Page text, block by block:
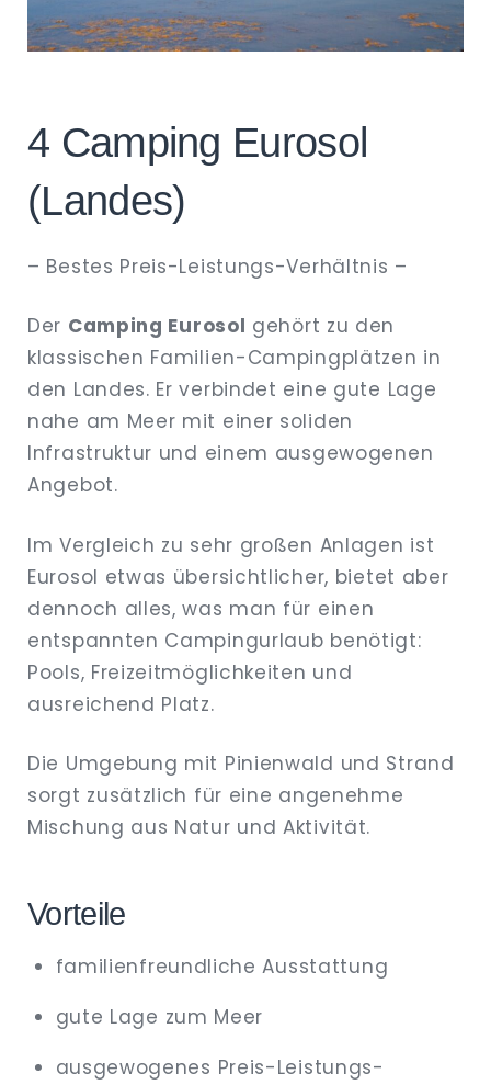
4 Camping Eurosol
(Landes)
– Bestes Preis-Leistungs-Verhältnis –
Der Camping Eurosol gehört zu den
klassischen Familien-Campingplätzen in
den Landes. Er verbindet eine gute Lage
nahe am Meer mit einer soliden
Infrastruktur und einem ausgewogenen
Angebot.
Im Vergleich zu sehr großen Anlagen ist
Eurosol etwas übersichtlicher, bietet aber
dennoch alles, was man für einen
entspannten Campingurlaub benötigt:
Pools, Freizeitmöglichkeiten und
ausreichend Platz.
Die Umgebung mit Pinienwald und Strand
sorgt zusätzlich für eine angenehme
Mischung aus Natur und Aktivität.
Vorteile
familienfreundliche Ausstattung
gute Lage zum Meer
ausgewogenes Preis-Leistungs-